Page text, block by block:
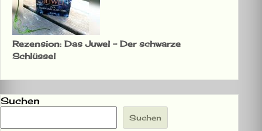
Rezension: Das Juwel – Der schwarze
Schlüssel
Suchen
Suchen